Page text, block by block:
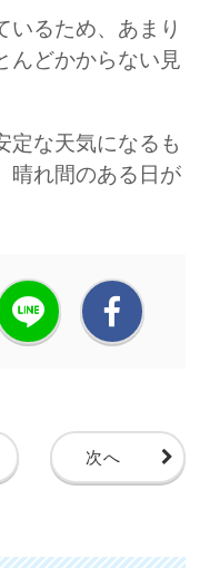
いるため、あまり
んどかからない見
定な天気になるも
晴れ間のある日が
次へ